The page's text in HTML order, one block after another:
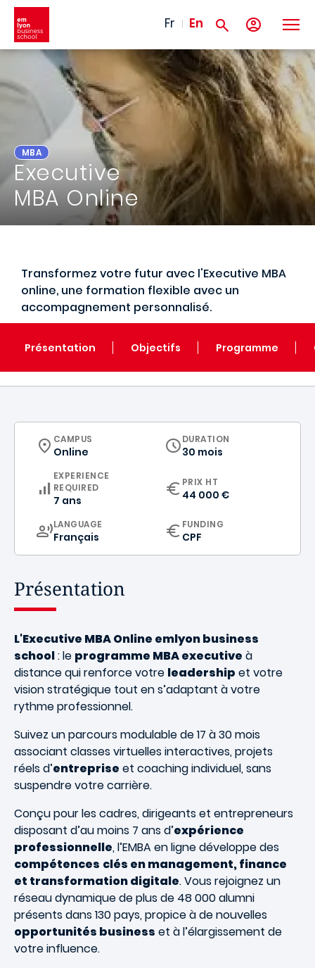
Skip to main content
Fr En
MBA
Executive
MBA Online
Transformez votre futur avec l'Executive MBA
online, une formation flexible avec un
accompagnement personnalisé.
Présentation Objectifs Programme
CURRICULUM
CAMPUS
Online
DURATION
30 mois
EXPERIENCE
REQUIRED
7 ans
PRIX HT
44 000 €
CURRICULUM
LANGUAGE
Français
FUNDING
CPF
Présentation
L'Executive MBA Online emlyon business
school: le programme MBA executive à
distance qui renforce votre leadership et votre
vision stratégique tout en s’adaptant à votre
rythme professionnel.
Suivez un parcours modulable de 17 à 30 mois
associant classes virtuelles interactives, projets
réels d’entreprise et coaching individuel, sans
suspendre votre carrière.
Conçu pour les cadres, dirigeants et entrepreneurs
disposant d’au moins 7 ans d’expérience
professionnelle, l’EMBA en ligne développe des
compétences clés en management, finance
et transformation digitale. Vous rejoignez un
réseau dynamique de plus de 48 000 alumni
présents dans 130 pays, propice à de nouvelles
opportunités business et à l’élargissement de
votre influence.